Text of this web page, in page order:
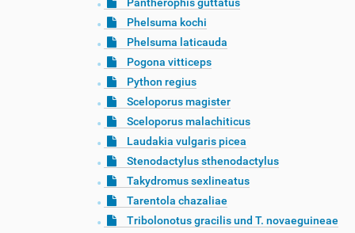
Phelsuma kochi
Phelsuma laticauda
Pogona vitticeps
Python regius
Sceloporus magister
Sceloporus malachiticus
Laudakia vulgaris picea
Stenodactylus sthenodactylus
Takydromus sexlineatus
Tarentola chazaliae
Tribolonotus gracilis und T. novaeguineae